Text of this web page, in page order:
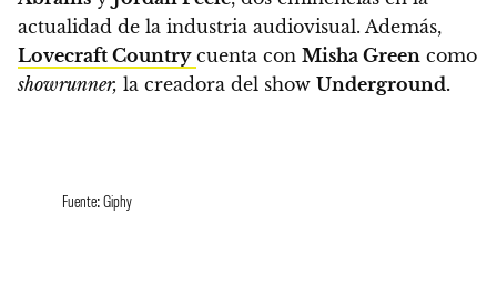
actualidad de la industria audiovisual. Además,
Lovecraft Country cuenta con Misha Green como
showrunner, la creadora del show Underground.
Fuente: Giphy